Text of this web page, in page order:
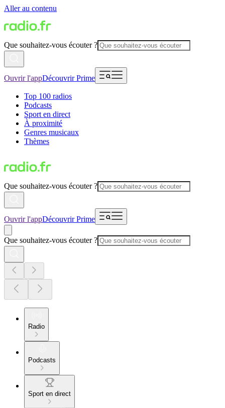
Aller au contenu
Que souhaitez-vous écouter ?
Ouvrir l'appDécouvrir Prime
Top 100 radios
Podcasts
Sport en direct
À proximité
Genres musicaux
Thèmes
Que souhaitez-vous écouter ?
Ouvrir l'appDécouvrir Prime
Que souhaitez-vous écouter ?
Radio
Podcasts
Sport en direct